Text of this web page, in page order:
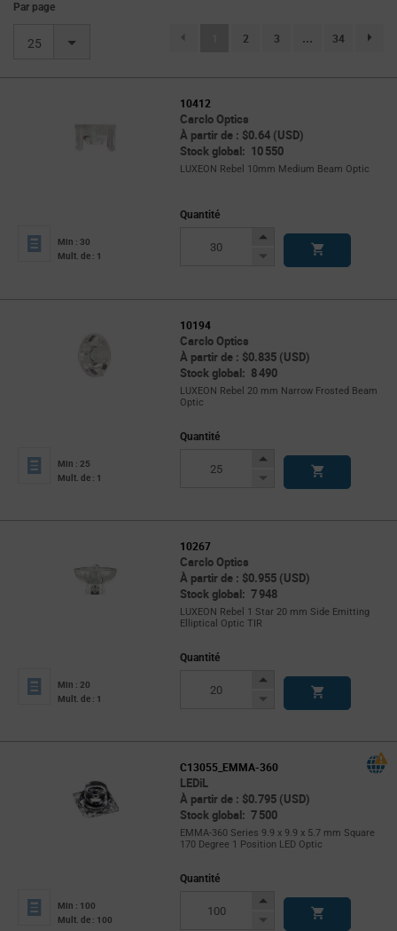
Par page
25 (current)
2 3 ... 34
10412
Carclo Optics
À partir de : $0.64 (USD)
Stock global: 10 550
LUXEON Rebel 10mm Medium Beam Optic
Min : 30
Mult. de : 1
Quantité
Increase
Decrease
10194
Carclo Optics
À partir de : $0.835 (USD)
Stock global: 8 490
LUXEON Rebel 20 mm Narrow Frosted Beam
Optic
Min : 25
Mult. de : 1
Quantité
Increase
Decrease
10267
Carclo Optics
À partir de : $0.955 (USD)
Stock global: 7 948
LUXEON Rebel 1 Star 20 mm Side Emitting
Elliptical Optic TIR
Min : 20
Mult. de : 1
Quantité
Increase
Decrease
C13055_EMMA-360
LEDiL
À partir de : $0.795 (USD)
Stock global: 7 500
EMMA-360 Series 9.9 x 9.9 x 5.7 mm Square
170 Degree 1 Position LED Optic
Min : 100
Mult. de : 100
Quantité
Increase
Decrease